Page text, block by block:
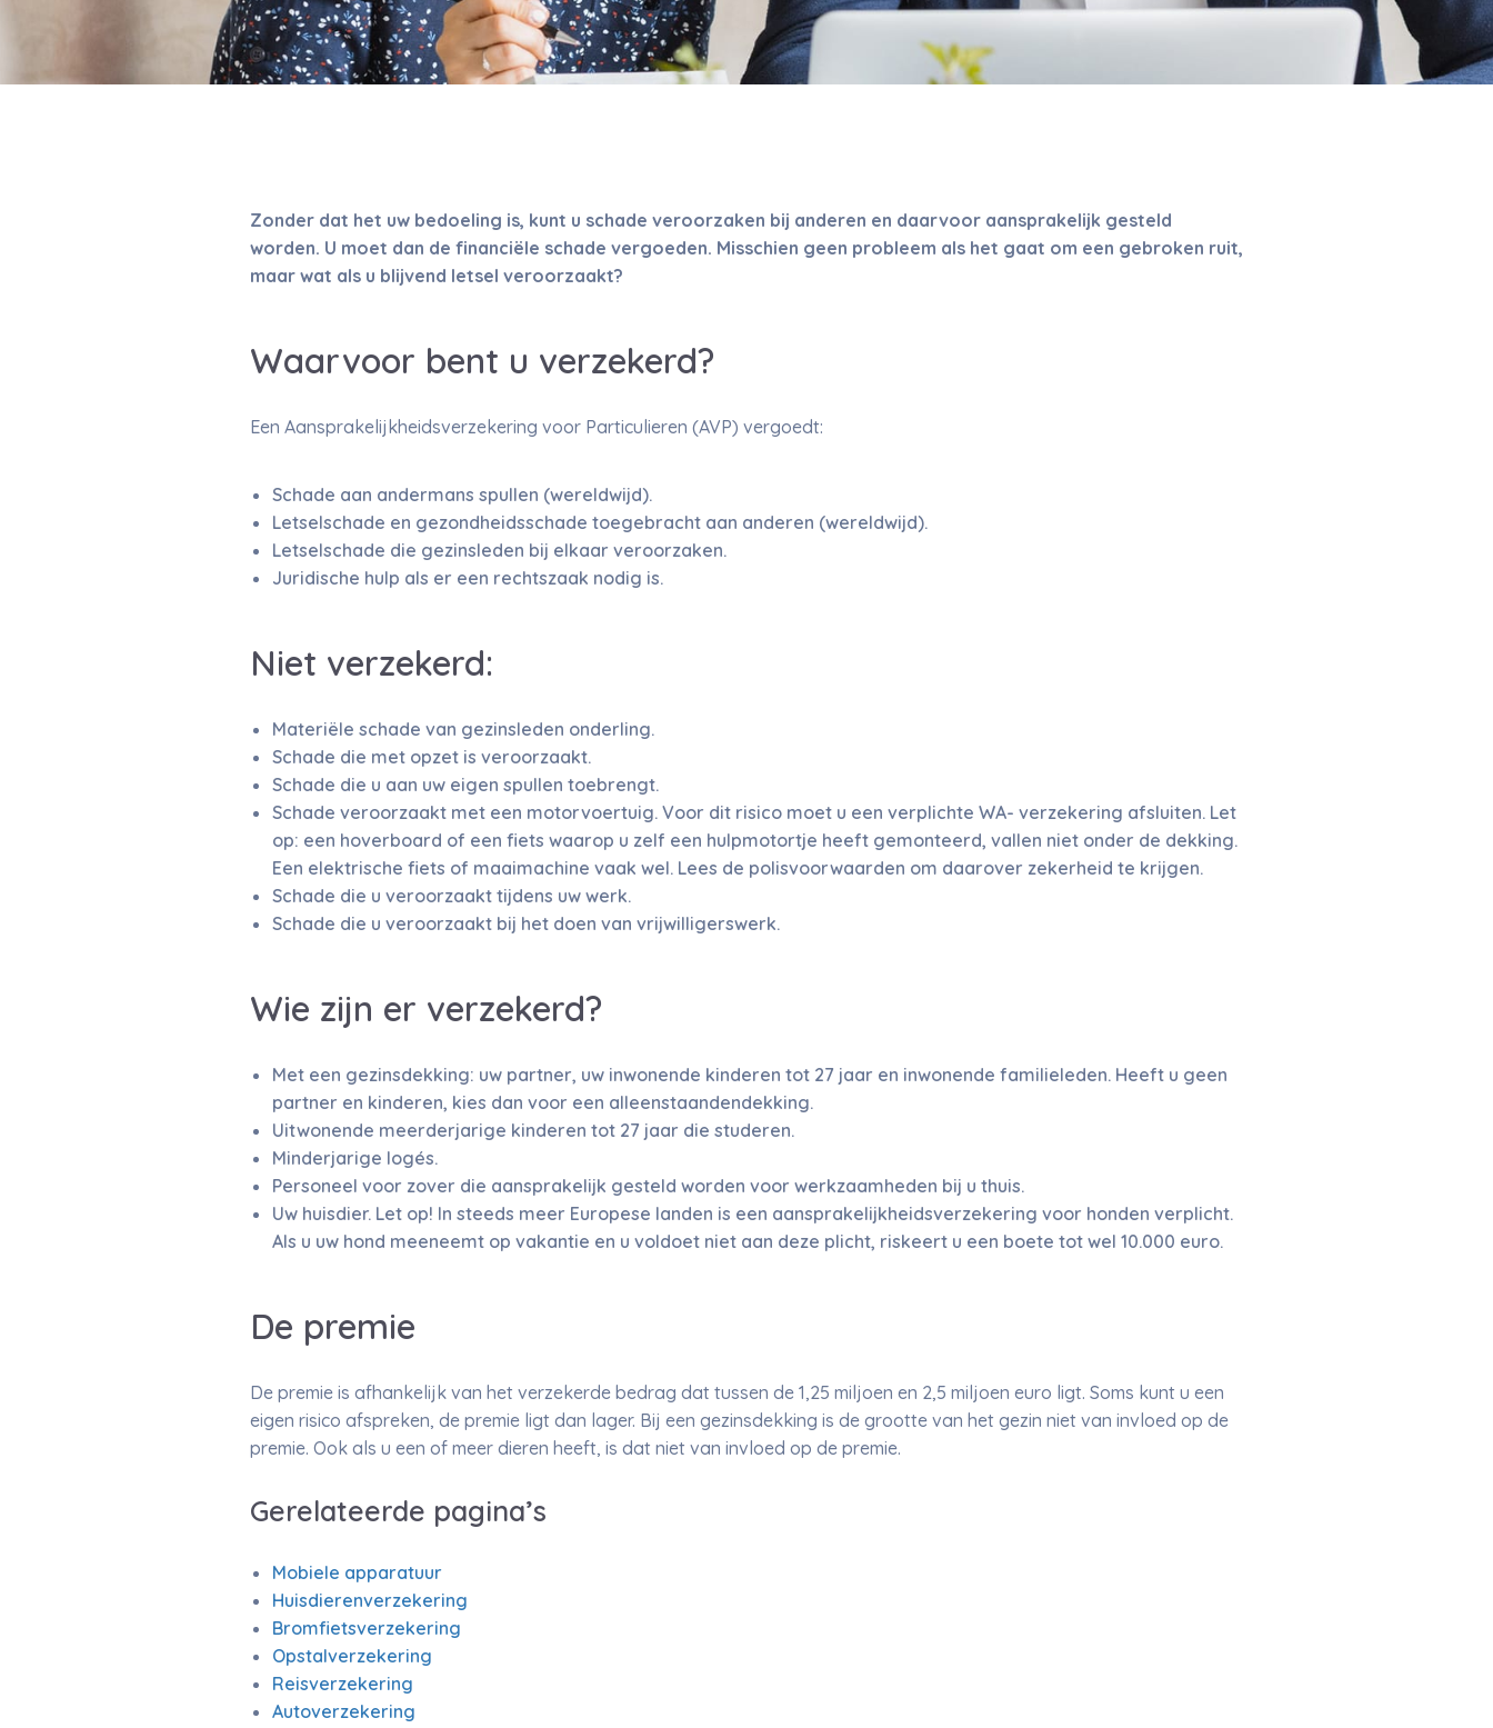
Zonder dat het uw bedoeling is, kunt u schade veroorzaken bij anderen en daarvoor aansprakelijk gesteld
worden. U moet dan de financiële schade vergoeden. Misschien geen probleem als het gaat om een gebroken ruit,
maar wat als u blijvend letsel veroorzaakt?
Waarvoor bent u verzekerd?
Een Aansprakelijkheidsverzekering voor Particulieren (AVP) vergoedt:
Schade aan andermans spullen (wereldwijd).
Letselschade en gezondheidsschade toegebracht aan anderen (wereldwijd).
Letselschade die gezinsleden bij elkaar veroorzaken.
Juridische hulp als er een rechtszaak nodig is.
Niet verzekerd:
Materiële schade van gezinsleden onderling.
Schade die met opzet is veroorzaakt.
Schade die u aan uw eigen spullen toebrengt.
Schade veroorzaakt met een motorvoertuig. Voor dit risico moet u een verplichte WA- verzekering afsluiten. Let
op: een hoverboard of een fiets waarop u zelf een hulpmotortje heeft gemonteerd, vallen niet onder de dekking.
Een elektrische fiets of maaimachine vaak wel. Lees de polisvoorwaarden om daarover zekerheid te krijgen.
Schade die u veroorzaakt tijdens uw werk.
Schade die u veroorzaakt bij het doen van vrijwilligerswerk.
Wie zijn er verzekerd?
Met een gezinsdekking: uw partner, uw inwonende kinderen tot 27 jaar en inwonende familieleden. Heeft u geen
partner en kinderen, kies dan voor een alleenstaandendekking.
Uitwonende meerderjarige kinderen tot 27 jaar die studeren.
Minderjarige logés.
Personeel voor zover die aansprakelijk gesteld worden voor werkzaamheden bij u thuis.
Uw huisdier. Let op! In steeds meer Europese landen is een aansprakelijkheidsverzekering voor honden verplicht.
Als u uw hond meeneemt op vakantie en u voldoet niet aan deze plicht, riskeert u een boete tot wel 10.000 euro.
De premie
De premie is afhankelijk van het verzekerde bedrag dat tussen de 1,25 miljoen en 2,5 miljoen euro ligt. Soms kunt u een
eigen risico afspreken, de premie ligt dan lager. Bij een gezinsdekking is de grootte van het gezin niet van invloed op de
premie. Ook als u een of meer dieren heeft, is dat niet van invloed op de premie.
Gerelateerde pagina’s
Mobiele apparatuur
Huisdierenverzekering
Bromfietsverzekering
Opstalverzekering
Reisverzekering
Autoverzekering